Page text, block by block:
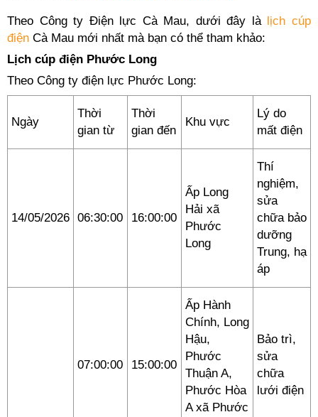
Theo Công ty Điện lực Cà Mau, dưới đây là lịch cúp
điện Cà Mau mới nhất mà bạn có thể tham khảo:
Lịch cúp điện Phước Long
Theo Công ty điện lực Phước Long:
Ngày
Thời
gian từ
Thời
gian đến
Khu vực
Lý do
mất điện
14/05/2026 06:30:00 16:00:00
Ấp Long
Hải xã
Phước
Long
Thí
nghiệm,
sửa
chữa bảo
dưỡng
Trung, hạ
áp
07:00:00 15:00:00
Ấp Hành
Chính, Long
Hậu,
Phước
Thuận A,
Phước Hòa
A xã Phước
Bảo trì,
sửa
chữa
lưới điện